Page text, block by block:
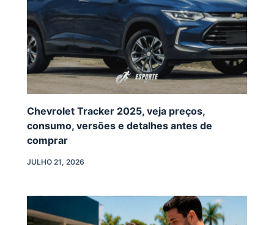
Chevrolet Tracker 2025, veja preços,
consumo, versões e detalhes antes de
comprar
JULHO 21, 2026